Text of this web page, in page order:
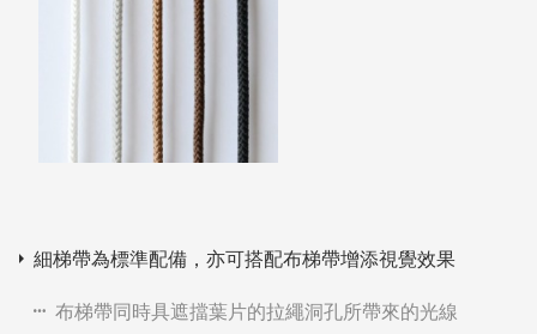
細梯帶為標準配備，亦可搭配布梯帶增添視覺效果
布梯帶同時具遮擋葉片的拉繩洞孔所帶來的光線